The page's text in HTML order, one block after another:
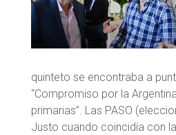
quinteto se encontraba a
“Compromiso por la
primarias”. Las PASO
Justo cuando coincidía con